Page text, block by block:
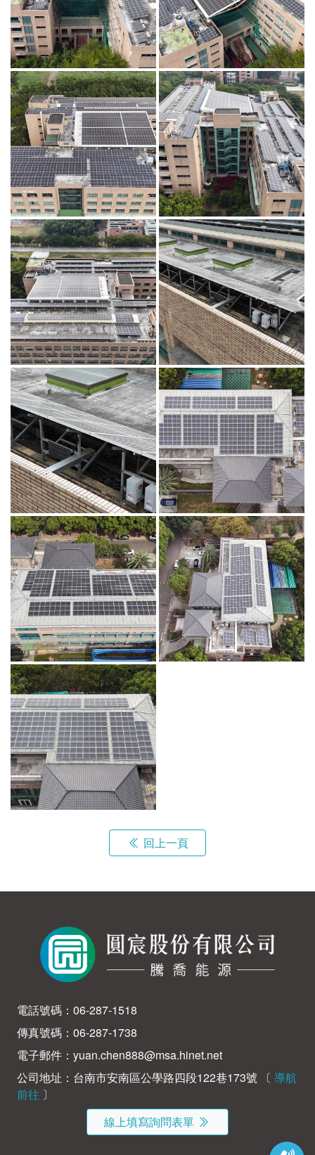
回上一頁
電話號碼： 06-287-1518
傳真號碼：06-287-1738
電子郵件： yuan.chen888@msa.hinet.net
公司地址：台南市安南區公學路四段122巷173號 〔 導航
前往 〕
線上填寫詢問表單